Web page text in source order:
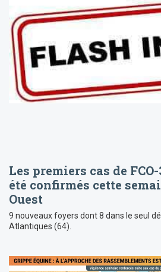
Les premiers cas de
été confirmés cette
Ouest
9 nouveaux foyers dont 8 dans le seul
Atlantiques (64).